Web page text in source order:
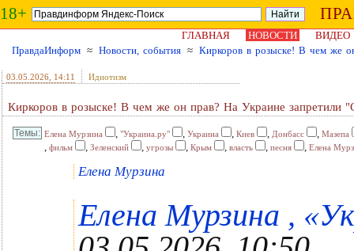
18+
ГЛАВНАЯ НОВОСТИ
ВИДЕО
ПравдаИнформ ≈ Новости, события ≈ Киркоров в розыске! В чем же
03.05.2026 , 14:11 Идиотизм
Киркоров в розыске! В чем же он прав? На Украине
Елена Мурзина , "Украина.ру" , Украина , Киев , Донбасс , Мазепа
, фильм , Зеленский , угрозы , Крым , власть , песня , Елена
Елена Мурзина
Елена Мурзина ,